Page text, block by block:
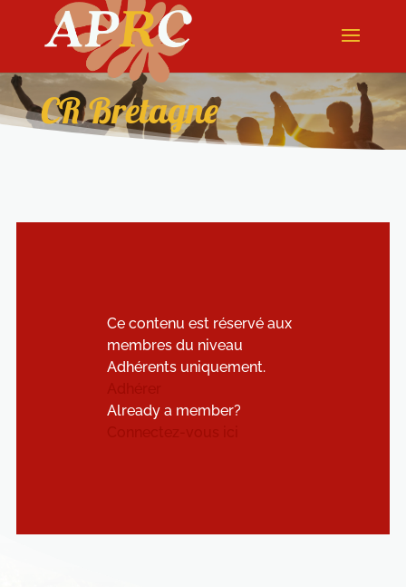
CR Bretagne
Ce contenu est réservé aux
membres du niveau
Adhérents uniquement.
Already a member?